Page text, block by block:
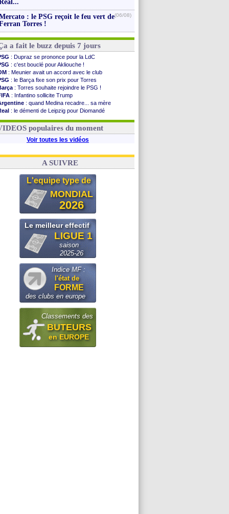
: le PSG reçoit le feu vert de
Torres !
(06/08)
a fait le buzz depuis 7 jours
: Dupraz se prononce pour la LdC
: c'est bouclé pour Akliouche !
: Meunier avait un accord avec le club
: le Barça fixe son prix pour Torres
: Torres souhaite rejoindre le PSG !
: Infantino sollicite Trump
: quand Medina recadre... sa mère
: le démenti de Leipzig pour Diomandé
: le conseiller d'Infantino démissionne !
populaires du moment
Voir toutes les vidéos
A SUIVRE
L'equipe type de
MONDIAL
2026
Le meilleur effectif
LIGUE 1
saison
2025-26
Indice MF :
l'état de
FORME
des clubs en europe
Classements des
BUTEURS
en EUROPE